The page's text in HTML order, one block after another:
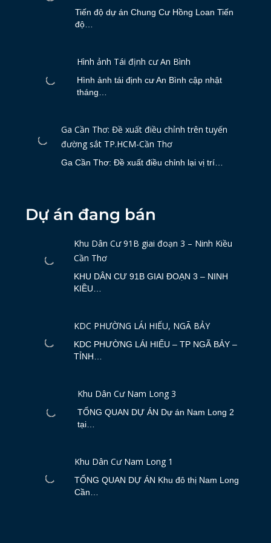
Tiến độ dự án Chung Cư Hồng Loan Tiến
độ…
Hình ảnh Tái định cư An Bình
Hình ảnh tái định cư An Bình cập nhật
tháng…
Ga Cần Thơ: Đề xuất điều chỉnh trên tuyến
đường sắt TP.HCM-Cần Thơ
Ga Cần Thơ: Đề xuất điều chỉnh lại vị trí…
Dự án đang bán
Khu Dân Cư 91B giai đoạn 3 – Ninh Kiều
Cần Thơ
KHU DÂN CƯ 91B GIAI ĐOẠN 3 – NINH
KIỀU…
KDC PHƯỜNG LÁI HIẾU, NGÃ BẢY
KDC PHƯỜNG LÁI HIẾU – TP NGÃ BẢY –
TỈNH…
Khu Dân Cư Nam Long 3
TỔNG QUAN DỰ ÁN Dự án Nam Long 2
tại…
Khu Dân Cư Nam Long 1
TỔNG QUAN DỰ ÁN Khu đô thị Nam Long
Cần…